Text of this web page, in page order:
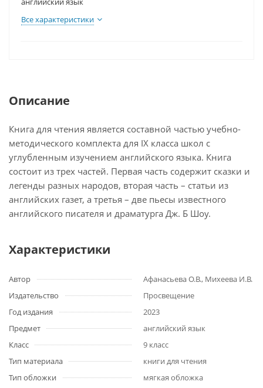
Все характеристики
Описание
Книга для чтения является составной частью учебно-
методического комплекта для IX класса школ с
углубленным изучением английского языка. Книга
состоит из трех частей. Первая часть содержит сказки и
легенды разных народов, вторая часть – статьи из
английских газет, а третья – две пьесы известного
английского писателя и драматурга Дж. Б Шоу.
Характеристики
Автор
Афанасьева О.В., Михеева И.В.
Издательство
Просвещение
Год издания
2023
Предмет
английский язык
Класс
9 класс
Тип материала
книги для чтения
Тип обложки
мягкая обложка